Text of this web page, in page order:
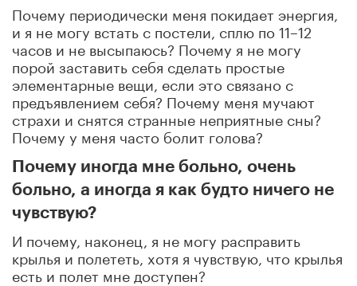
Почему периодически меня покидает энергия,
и я не могу встать с постели, сплю по 11–12
часов и не высыпаюсь? Почему я не могу
порой заставить себя сделать простые
элементарные вещи, если это связано с
предъявлением себя? Почему меня мучают
страхи и снятся странные неприятные сны?
Почему у меня часто болит голова?
Почему иногда мне больно, очень
больно, а иногда я как будто ничего не
чувствую?
И почему, наконец, я не могу расправить
крылья и полететь, хотя я чувствую, что крылья
есть и полет мне доступен?